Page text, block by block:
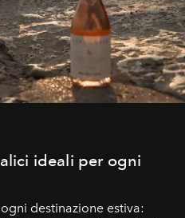
ideali per ogni
destinazione estiva: